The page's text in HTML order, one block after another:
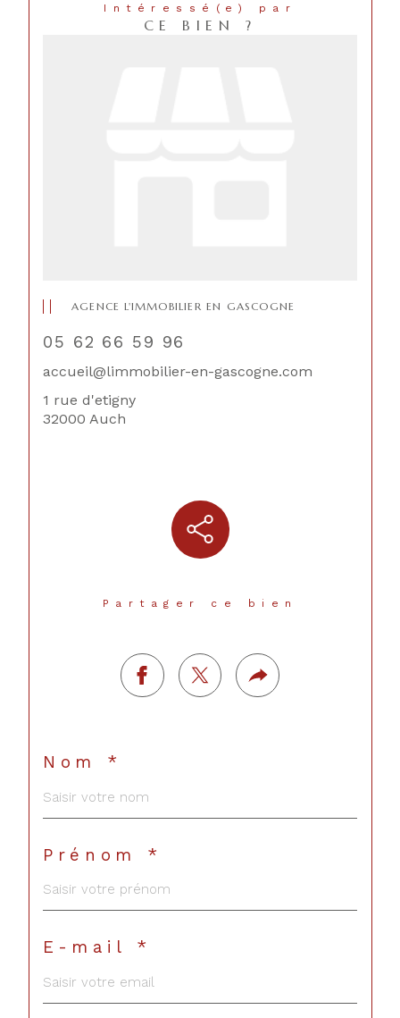
Intéressé(e) par
CE BIEN ?
AGENCE L'IMMOBILIER EN GASCOGNE
05 62 66 59 96
accueil@limmobilier-en-gascogne.com
1 rue d'etigny
32000 Auch
Partager ce bien
Nom *
Prénom *
E-mail *